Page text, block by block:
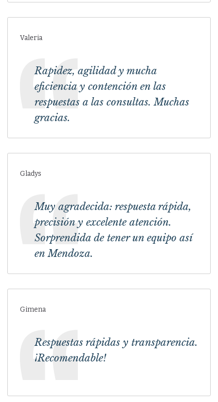
Valeria
Rapidez, agilidad y mucha
eficiencia y contención en las
respuestas a las consultas. Muchas
gracias.
Gladys
Muy agradecida: respuesta rápida,
precisión y excelente atención.
Sorprendida de tener un equipo así
en Mendoza.
Gimena
Respuestas rápidas y transparencia.
¡Recomendable!